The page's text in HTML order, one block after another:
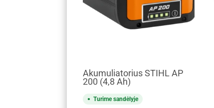
Akumuliatorius STIHL AP
200 (4,8 Ah)
Turime sandėlyje